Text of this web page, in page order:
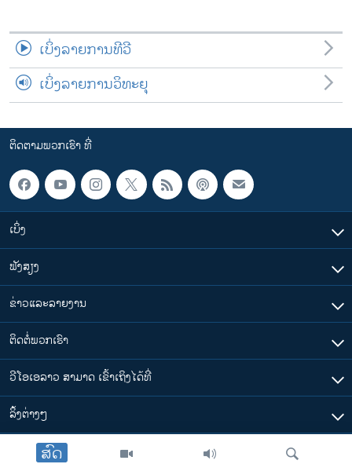
ສົດ
ເບິ່ງລາຍການທີວີ
ເບິ່ງລາຍການວິທະຍຸ
ຕິດຕາມພວກເຮົາ ທີ່
ເບິ່ງ
ຟັງສຽງ
ຂ່າວແລະລາຍງານ
ຕິດຕໍ່ພວກເຮົາ
ວີໂອເອລາວ ສາມາດ ເຂົ້າເຖິງໄດ້ທີ່
​ລິ້ງ​ຕ່າງໆ
ຕາມເວລາໃນລາວ